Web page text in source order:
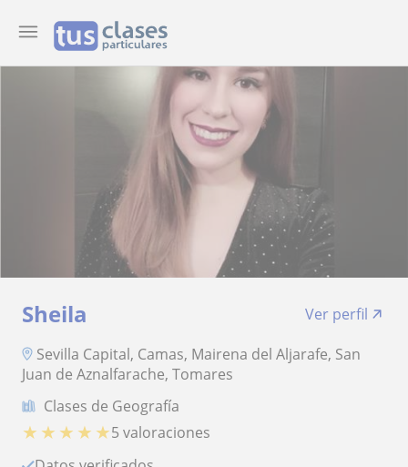
Sheila
Ver perfil
Sevilla Capital, Camas, Mairena del Aljarafe, San
Juan de Aznalfarache, Tomares
Clases de Geografía
★ ★ ★ ★ ★5 valoraciones